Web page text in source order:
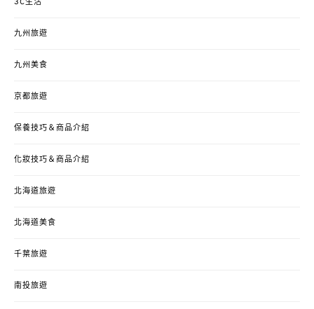
3C生活
九州旅遊
九州美食
京都旅遊
保養技巧＆商品介紹
化妝技巧＆商品介紹
北海道旅遊
北海道美食
千葉旅遊
南投旅遊